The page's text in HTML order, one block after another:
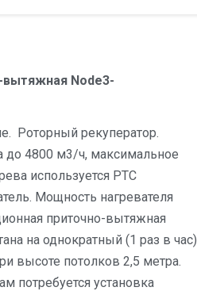
вытяжная Node3-
Роторный рекуператор.
до 4800 м3/ч, максимальное
используется PTC
Мощность нагревателя
приточно-вытяжная
на однократный (1 раз в час)
высоте потолков 2,5 метра.
потребуется установка